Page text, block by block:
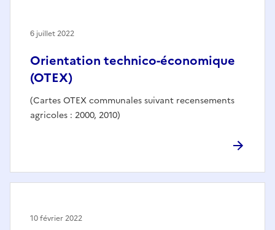
Orientation technico-économique
(OTEX)
(Cartes OTEX communales suivant recensements
agricoles : 2000, 2010)
6 juillet 2022
10 février 2022